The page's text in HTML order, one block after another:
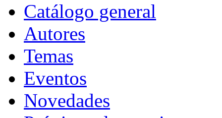
Catálogo general
Autores
Temas
Eventos
Novedades